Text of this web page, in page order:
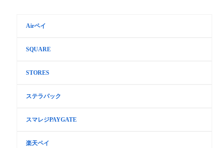
Airペイ
SQUARE
STORES
ステラパック
スマレジPAYGATE
楽天ペイ